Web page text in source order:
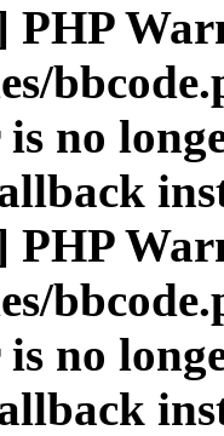
PHP
no
PHP
no